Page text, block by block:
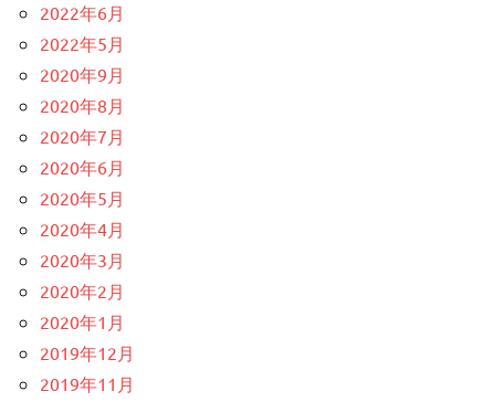
2022年6月
2022年5月
2020年9月
2020年8月
2020年7月
2020年6月
2020年5月
2020年4月
2020年3月
2020年2月
2020年1月
2019年12月
2019年11月